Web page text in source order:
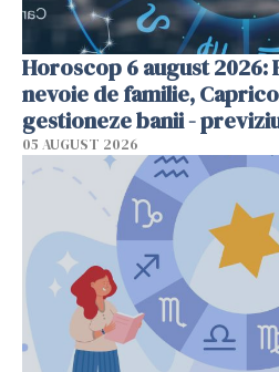
Horoscop 6 august 2026:
nevoie de familie,
gestioneze banii -
05 AUGUST 2026